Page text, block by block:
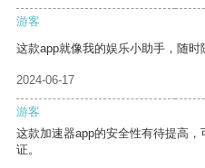
游客
这款app就像我的娱乐小助手，随时
2024-06-17
游客
这款加速器app的安全性有待提高
证。